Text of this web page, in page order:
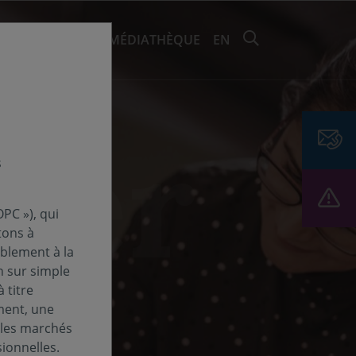
MÉDIATHÈQUE EN
»), qui
à
à la
sur simple
titre
une
marchés